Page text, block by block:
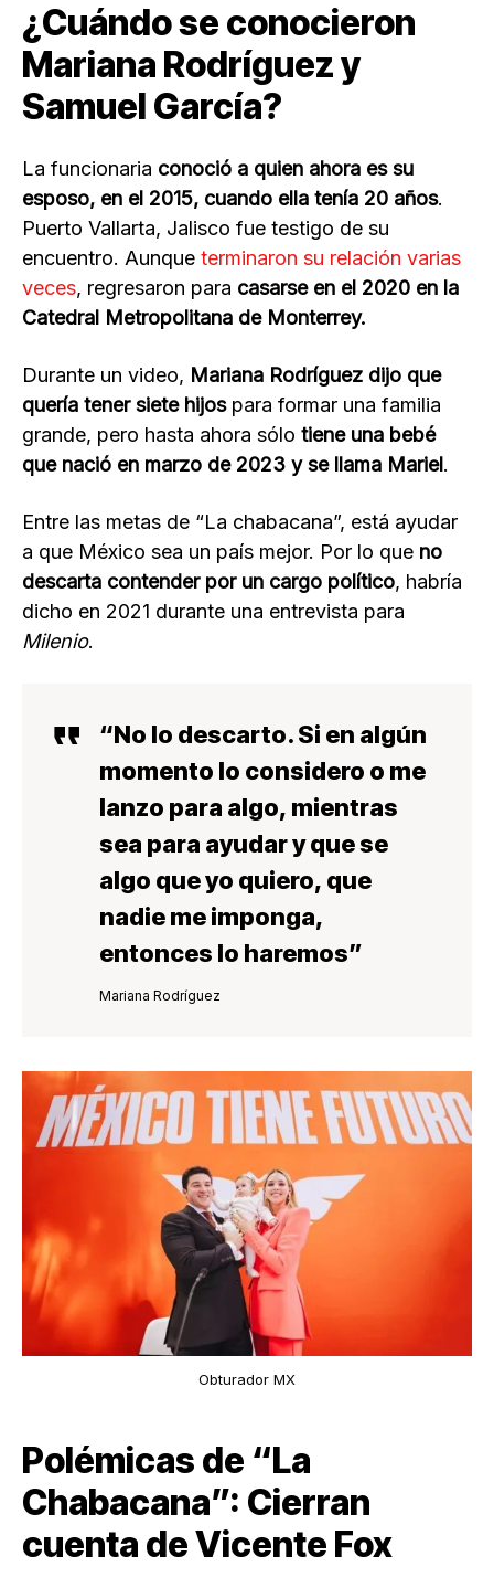
¿Cuándo se conocieron
Mariana Rodríguez y
Samuel García?
La funcionaria conoció a quien ahora es su
esposo, en el 2015, cuando ella tenía 20 años.
Puerto Vallarta, Jalisco fue testigo de su
encuentro. Aunque terminaron su relación varias
veces, regresaron para casarse en el 2020 en la
Catedral Metropolitana de Monterrey.
Durante un video, Mariana Rodríguez dijo que
quería tener siete hijos para formar una familia
grande, pero hasta ahora sólo tiene una bebé
que nació en marzo de 2023 y se llama Mariel.
Entre las metas de “La chabacana”, está ayudar
a que México sea un país mejor. Por lo que no
descarta contender por un cargo político, habría
dicho en 2021 durante una entrevista para
Milenio.
“No lo descarto.Si en algún
momento lo considero o me
lanzo para algo, mientras
sea para ayudar y que se
algo que yo quiero, que
nadie me imponga,
entonces lo haremos”
Mariana Rodríguez
Obturador MX
Polémicas de “La
Chabacana”: Cierran
cuenta de Vicente Fox